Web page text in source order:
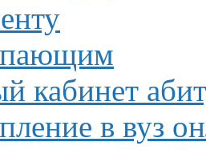
кабинет
в вуз